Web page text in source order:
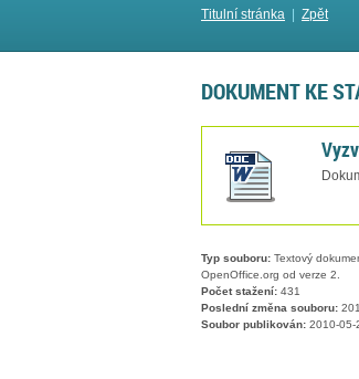
Titulní stránka Zpět
DOKUMENT KE
Typ souboru: Textový
OpenOffice.org od verze 2.
Počet stažení: 431
Poslední změna souboru:
Soubor publikován: 2010-05-